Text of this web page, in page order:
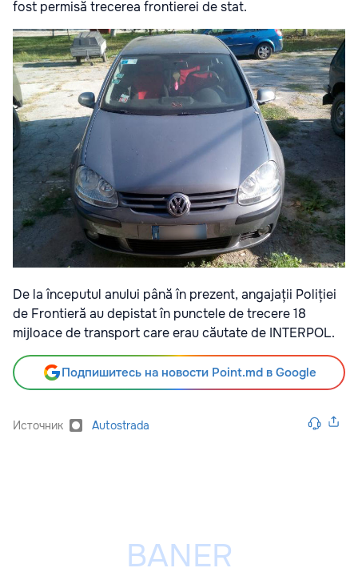
fost permisă trecerea frontierei de stat.
De la începutul anului până în prezent, angajații Poliției
de Frontieră au depistat în punctele de trecere 18
mijloace de transport care erau căutate de INTERPOL.
Подпишитесь на новости Point.md в Google
Источник Autostrada